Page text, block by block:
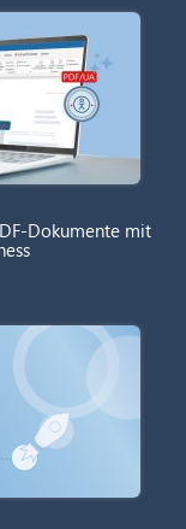
Dokumente mit